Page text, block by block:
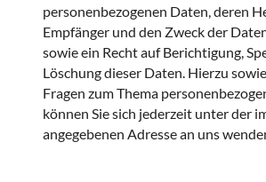
personenbezogenen Daten, deren
Empfänger und den Zweck der
sowie ein Recht auf Berichtigung,
Löschung dieser Daten. Hierzu
Fragen zum Thema
können Sie sich jederzeit unter der
angegebenen Adresse an uns